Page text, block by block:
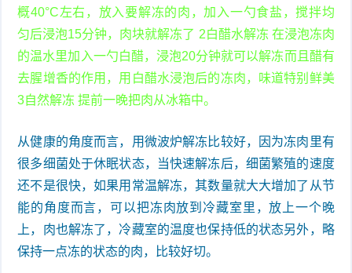
概40°C左右，放入要解冻的肉，加入一勺食盐，搅拌均
匀后浸泡15分钟，肉块就解冻了 2白醋水解冻 在浸泡冻肉
的温水里加入一勺白醋，浸泡20分钟就可以解冻而且醋有
去腥增香的作用，用白醋水浸泡后的冻肉，味道特别鲜美
3自然解冻 提前一晚把肉从冰箱中。
从健康的角度而言，用微波炉解冻比较好，因为冻肉里有
很多细菌处于休眠状态，当快速解冻后，细菌繁殖的速度
还不是很快，如果用常温解冻，其数量就大大增加了从节
能的角度而言，可以把冻肉放到冷藏室里，放上一个晚
上，肉也解冻了，冷藏室的温度也保持低的状态另外，略
保持一点冻的状态的肉，比较好切。